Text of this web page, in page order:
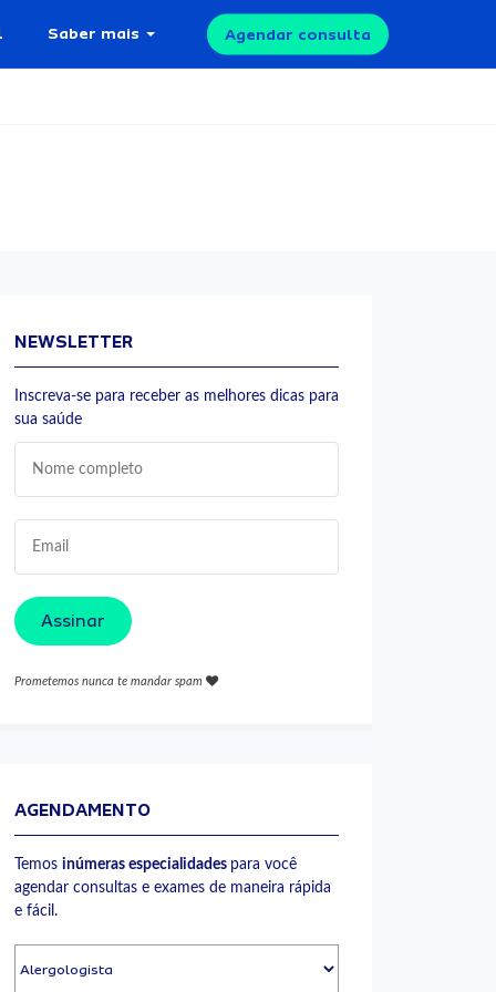
Saber mais Agendar consulta
NEWSLETTER
Inscreva-se para receber as melhores dicas para
sua saúde
Assinar
Prometemos nunca te mandar spam
AGENDAMENTO
Temos inúmeras especialidades para você
agendar consultas e exames de maneira rápida
e fácil.